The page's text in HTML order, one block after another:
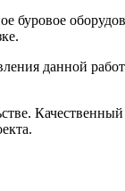
буровое
данной